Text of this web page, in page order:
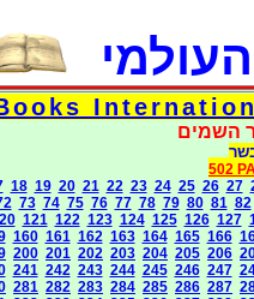
השמים
502
18 19 20 21 22 23 24 25 26 27
73 74 75 76 77 78 79 80 81 82
121 122 123 124 125 126 127
160 161 162 163 164 165 166
200 201 202 203 204 205 206
241 242 243 244 245 246 247
281 282 283 284 285 286 287